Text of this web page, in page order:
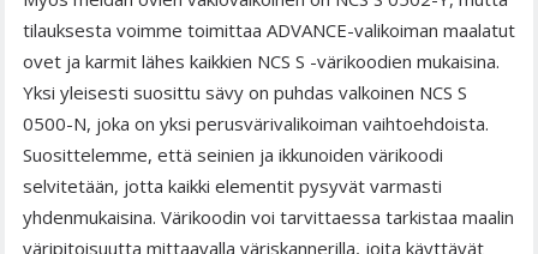
tilauksesta voimme toimittaa ADVANCE-valikoiman maalatut
ovet ja karmit lähes kaikkien NCS S -värikoodien mukaisina.
Yksi yleisesti suosittu sävy on puhdas valkoinen NCS S
0500-N, joka on yksi perusvärivalikoiman vaihtoehdoista.
Suosittelemme, että seinien ja ikkunoiden värikoodi
selvitetään, jotta kaikki elementit pysyvät varmasti
yhdenmukaisina. Värikoodin voi tarvittaessa tarkistaa maalin
väripitoisuutta mittaavalla väriskannerilla, joita käyttävät